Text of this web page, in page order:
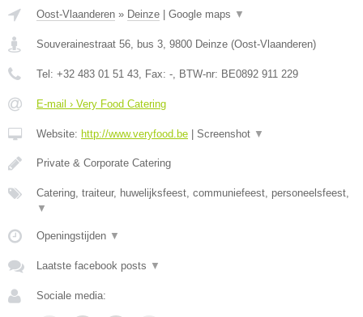
Oost-Vlaanderen » Deinze Google maps ▼
Souverainestraat 56, bus 3, 9800 Deinze (Oost-Vlaanderen)
Tel: +32 483 01 51 43, Fax: -, BTW-nr: BE0892 911 229
E-mail › Very Food Catering
Website: http://www.veryfood.be Screenshot ▼
Private & Corporate Catering
Catering, traiteur, huwelijksfeest, communiefeest, personeelsfeest,
▼
Openingstijden ▼
Laatste facebook posts ▼
Sociale media: